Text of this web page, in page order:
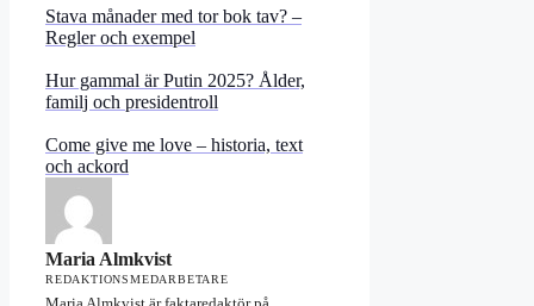
Stava månader med tor bok tav? –
Regler och exempel
Hur gammal är Putin 2025? Ålder,
familj och presidentroll
Come give me love – historia, text
och ackord
Maria Almkvist
REDAKTIONSMEDARBETARE